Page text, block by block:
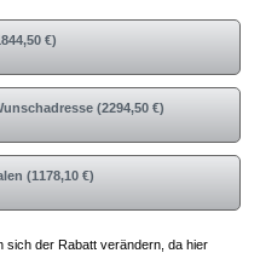
€)
(2294,50 €)
(1178,10 €)
sich der Rabatt verändern, da hier